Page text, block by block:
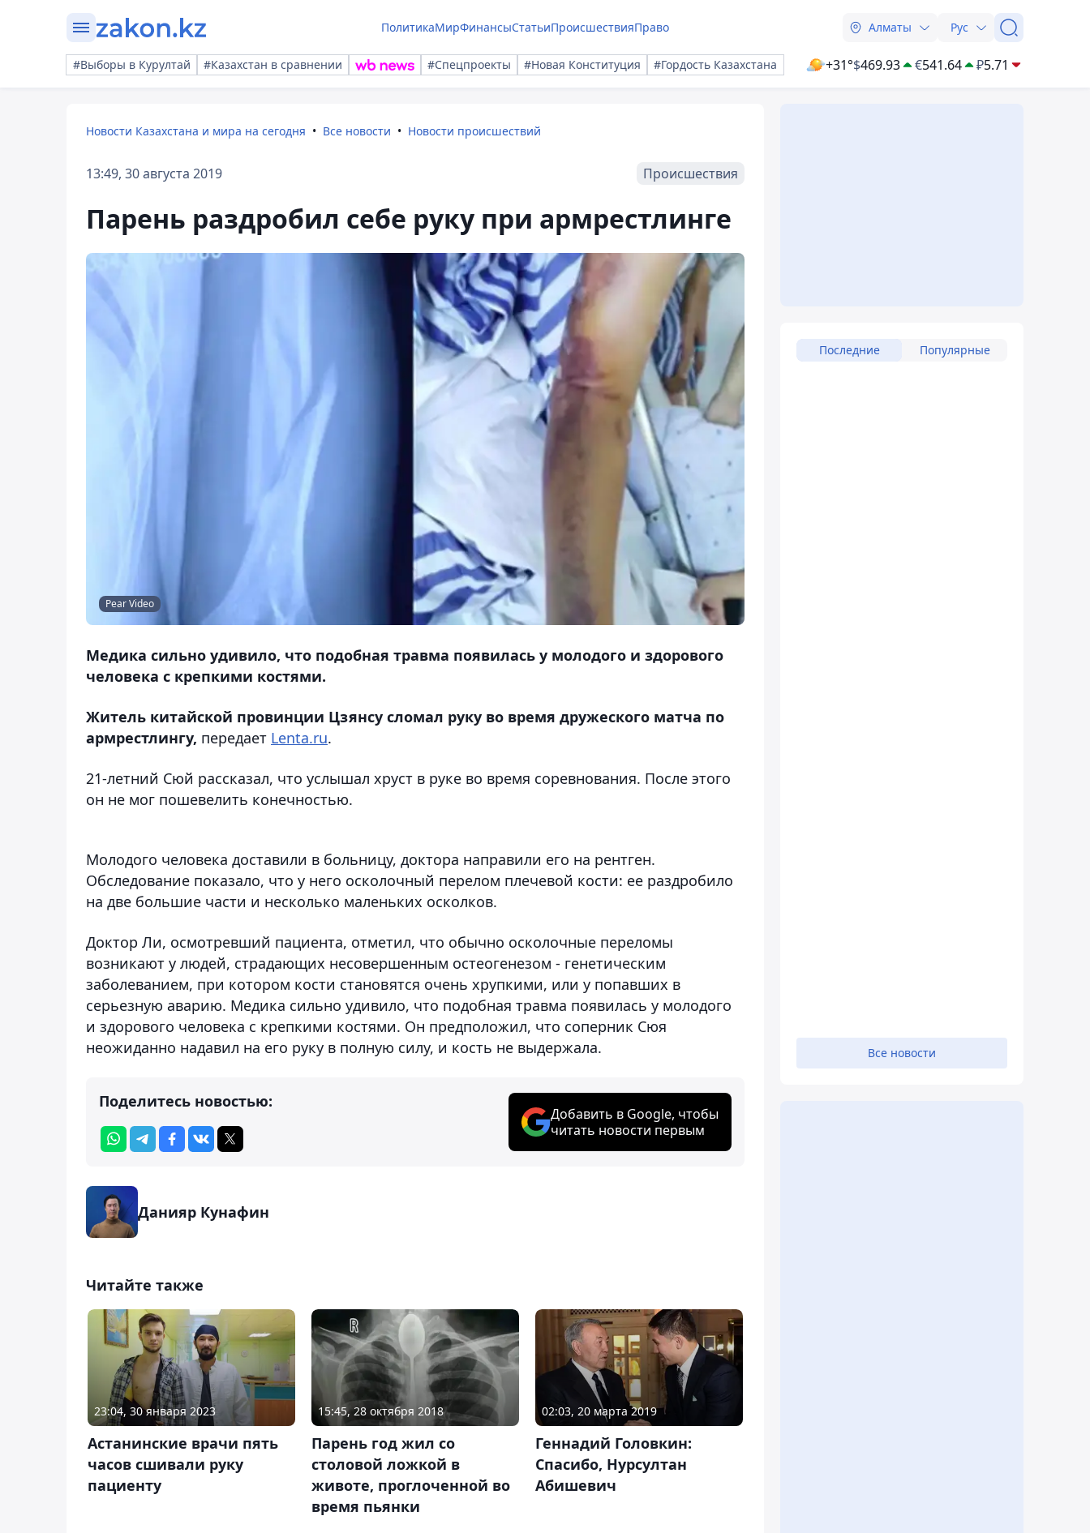
ПолитикаМирФинансыСтатьиПроисшествияПраво Алматы Рус
#Выборы в Курултай #Казахстан в сравнении #Спецпроекты #Новая Конституция #Гордость Казахстана +31°$469.93 €541.64 ₽5.71
Новости Казахстана и мира на сегодня Все новости Новости происшествий
13:49, 30 августа 2019 Происшествия
Парень раздробил себе руку при армрестлинге
Pear Video
Медика сильно удивило, что подобная травма появилась у молодого и здорового
человека с крепкими костями.
Житель китайской провинции Цзянсу сломал руку во время дружеского матча по
армрестлингу, передает Lenta.ru.
21-летний Сюй рассказал, что услышал хруст в руке во время соревнования. После этого
он не мог пошевелить конечностью.
Молодого человека доставили в больницу, доктора направили его на рентген.
Обследование показало, что у него осколочный перелом плечевой кости: ее раздробило
на две большие части и несколько маленьких осколков.
Доктор Ли, осмотревший пациента, отметил, что обычно осколочные переломы
возникают у людей, страдающих несовершенным остеогенезом - генетическим
заболеванием, при котором кости становятся очень хрупкими, или у попавших в
серьезную аварию. Медика сильно удивило, что подобная травма появилась у молодого
и здорового человека с крепкими костями. Он предположил, что соперник Сюя
неожиданно надавил на его руку в полную силу, и кость не выдержала.
Поделитесь новостью:
Добавить в Google, чтобы
читать новости первым
Данияр Кунафин
Читайте также
23:04, 30 января 2023
Астанинские врачи пять
часов сшивали руку
пациенту
15:45, 28 октября 2018
Парень год жил со
столовой ложкой в
животе, проглоченной во
время пьянки
02:03, 20 марта 2019
Геннадий Головкин:
Спасибо, Нурсултан
Абишевич
Последние Популярные
Все новости